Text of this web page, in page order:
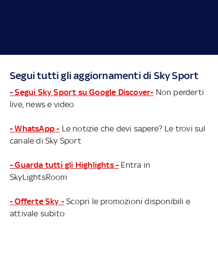
Segui tutti gli aggiornamenti di Sky Sport
- Segui Sky Sport su Google Discover- Non perderti
live, news e video
- WhatsApp - Le notizie che devi sapere? Le trovi sul
canale di Sky Sport
- Guarda tutti gli Highlights - Entra in
SkyLightsRoom
- Offerte Sky - Scopri le promozioni disponibili e
attivale subito